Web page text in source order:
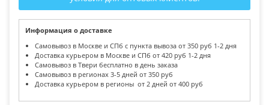
Информация о доставке
Самовывоз в Москве и СПб с пункта вывоза от 350 руб 1-2 дня
Доставка курьером в Москве и СПб от 420 руб 1-2 дня
Самовывоз в Твери бесплатно в день заказа
Самовывоз в регионах 3-5 дней от 350 руб
Доставка курьером в регионы от 2 дней от 400 руб